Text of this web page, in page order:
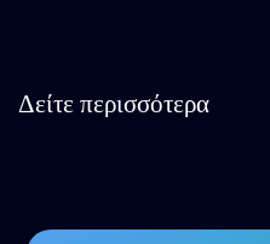
Δείτε περισσότερα